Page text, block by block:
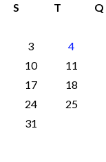
S
T Q
3
4
10
11
17
18
24
25
31